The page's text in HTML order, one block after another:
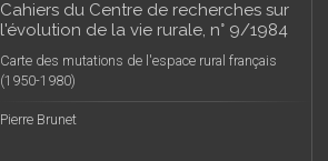
Cahiers du Centre de recherches sur
l'évolution de la vie rurale, n° 9/1984
Carte des mutations de l'espace rural français
(1950-1980)
Pierre Brunet